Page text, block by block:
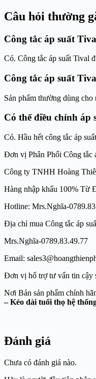
Câu hỏi thường
Công tắc áp suất
Có. Công tắc áp suất Tival
Công tắc áp suất
Sản phẩm thường dùng cho
Có thể điều chỉnh áp
Có. Hầu hết công tắc áp
Đơn vị Phân Phối Công tắc
Công ty TNHH Hoàng
Hàng nhập khẩu 100% Từ
Hotline: Mrs.Nghĩa-
Địa chỉ mua Công tắc áp
Mrs.Nghĩa-0789.83.49.77
Email:
Đơn vị hổ trợ tư vấn tin cậy
Nơi Bán sản phẩm
– Kéo dài tuổi thọ hệ
Đánh giá
Chưa có đánh giá nào.